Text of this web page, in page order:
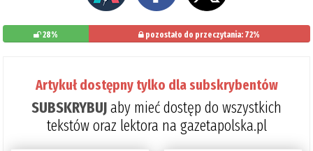
28% pozostało do przeczytania: 72%
Artykuł dostępny tylko dla subskrybentów
SUBSKRYBUJaby mieć dostęp do wszystkich
tekstów oraz lektora na gazetapolska.pl